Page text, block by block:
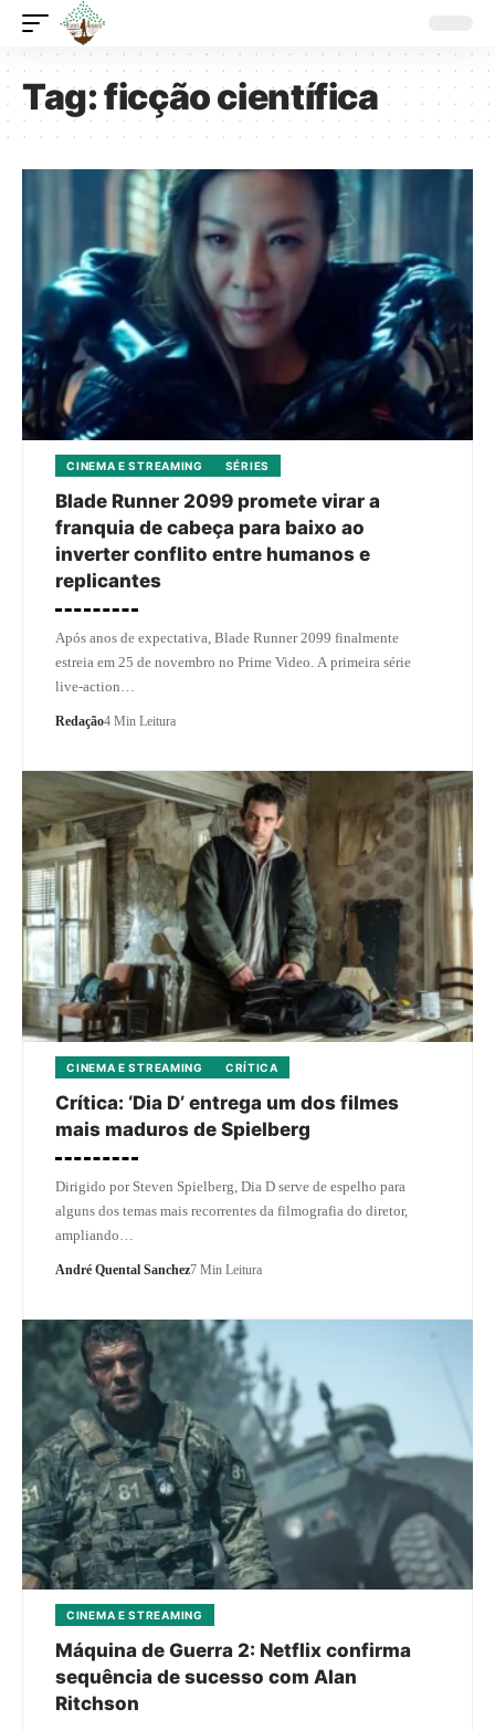
Tag:ficção científica
CINEMA E STREAMING SÉRIES
Blade Runner 2099 promete virar a
franquia de cabeça para baixo ao
inverter conflito entre humanos e
replicantes
Após anos de expectativa, Blade Runner 2099 finalmente
estreia em 25 de novembro no Prime Video. A primeira série
live-action…
Redação4 Min Leitura
CINEMA E STREAMING CRÍTICA
Crítica: ‘Dia D’ entrega um dos filmes
mais maduros de Spielberg
Dirigido por Steven Spielberg, Dia D serve de espelho para
alguns dos temas mais recorrentes da filmografia do diretor,
ampliando…
André Quental Sanchez7 Min Leitura
CINEMA E STREAMING
Máquina de Guerra 2: Netflix confirma
sequência de sucesso com Alan
Ritchson